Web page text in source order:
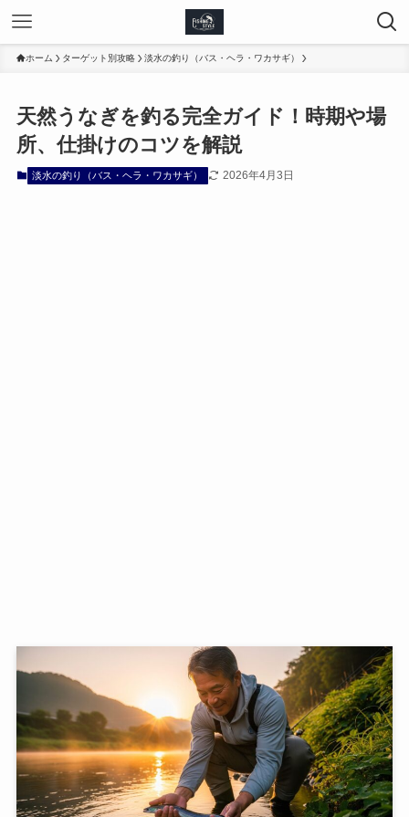
ホーム ターゲット別攻略 淡水の釣り（バス・ヘラ・ワカサギ）
天然うなぎを釣る完全ガイド！時期や場
所、仕掛けのコツを解説
淡水の釣り（バス・ヘラ・ワカサギ） 2026年4月3日